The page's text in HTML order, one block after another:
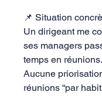
📌 Situation
Un dirigeant me
ses managers
temps en réunions.
Aucune
réunions “par